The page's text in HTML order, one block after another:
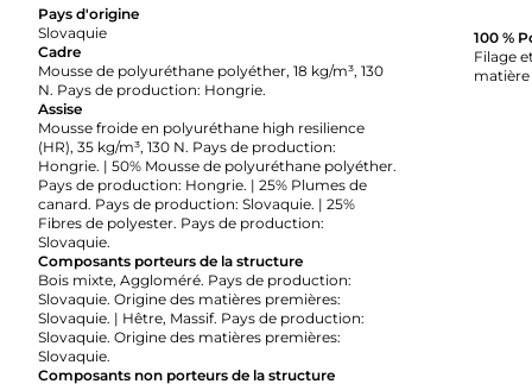
Pays d'origine
Slovaquie
Cadre
Mousse de polyuréthane polyéther, 18 kg/m³, 130
N. Pays de production: Hongrie.
Assise
Mousse froide en polyuréthane high resilience
(HR), 35 kg/m³, 130 N. Pays de production:
Hongrie. | 50% Mousse de polyuréthane polyéther.
Pays de production: Hongrie. | 25% Plumes de
canard. Pays de production: Slovaquie. | 25%
Fibres de polyester. Pays de production:
Slovaquie.
Composants porteurs de la structure
Bois mixte, Aggloméré. Pays de production:
Slovaquie. Origine des matières premières:
Slovaquie. | Hêtre, Massif. Pays de production:
Slovaquie. Origine des matières premières:
Slovaquie.
Composants non porteurs de la structure
100 %
Filage
matière